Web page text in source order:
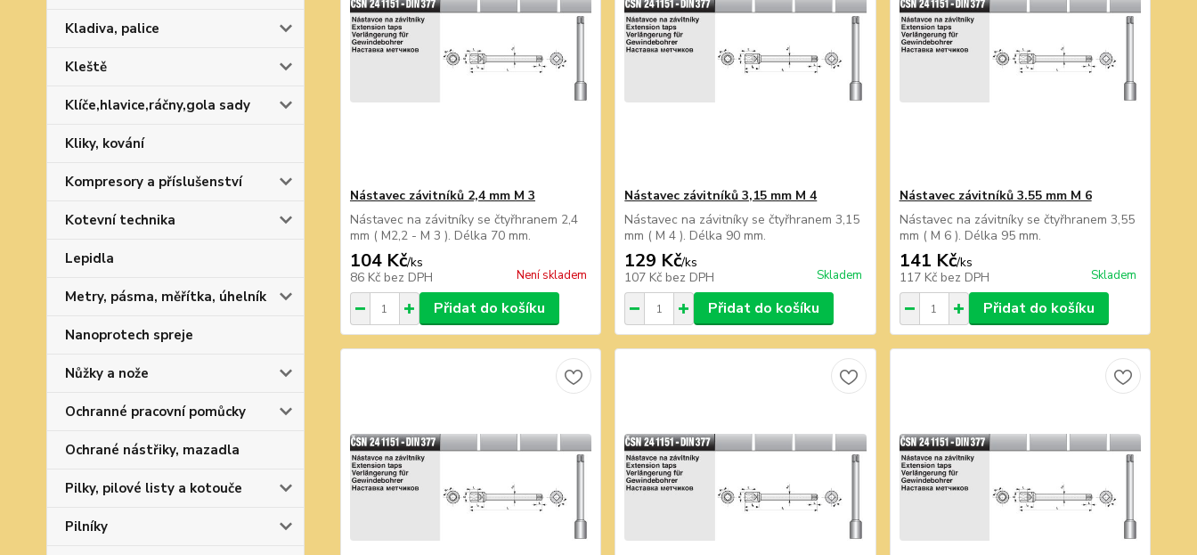
Kladiva, palice
Kleště
Klíče,hlavice,ráčny,gola sady
Kliky, kování
Kompresory a příslušenství
Kotevní technika
Lepidla
Metry, pásma, měřítka, úhelník
Nanoprotech spreje
Nůžky a nože
Ochranné pracovní pomůcky
Ochrané nástřiky, mazadla
Pilky, pilové listy a kotouče
Pilníky
Nástavec závitníků 2,4 mm M 3
Nástavec na závitníky se čtyřhranem 2,4
mm ( M2,2 - M 3 ). Délka 70 mm.
104 Kč/ks
86 Kč bez DPH Není skladem
Přidat do košíku
Nástavec závitníků 3,15 mm M 4
Nástavec na závitníky se čtyřhranem 3,15
mm ( M 4 ). Délka 90 mm.
129 Kč/ks
107 Kč bez DPH Skladem
Přidat do košíku
Nástavec závitníků 3.55 mm M 6
Nástavec na závitníky se čtyřhranem 3,55
mm ( M 6 ). Délka 95 mm.
141 Kč/ks
117 Kč bez DPH Skladem
Přidat do košíku